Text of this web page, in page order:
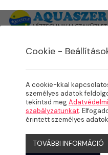
Cookie -
A cookie-kkal
személyes adatok
tekintsd meg
szabályzatunkat.
érintett személyes
TOVÁBBI INFORMÁCIÓ